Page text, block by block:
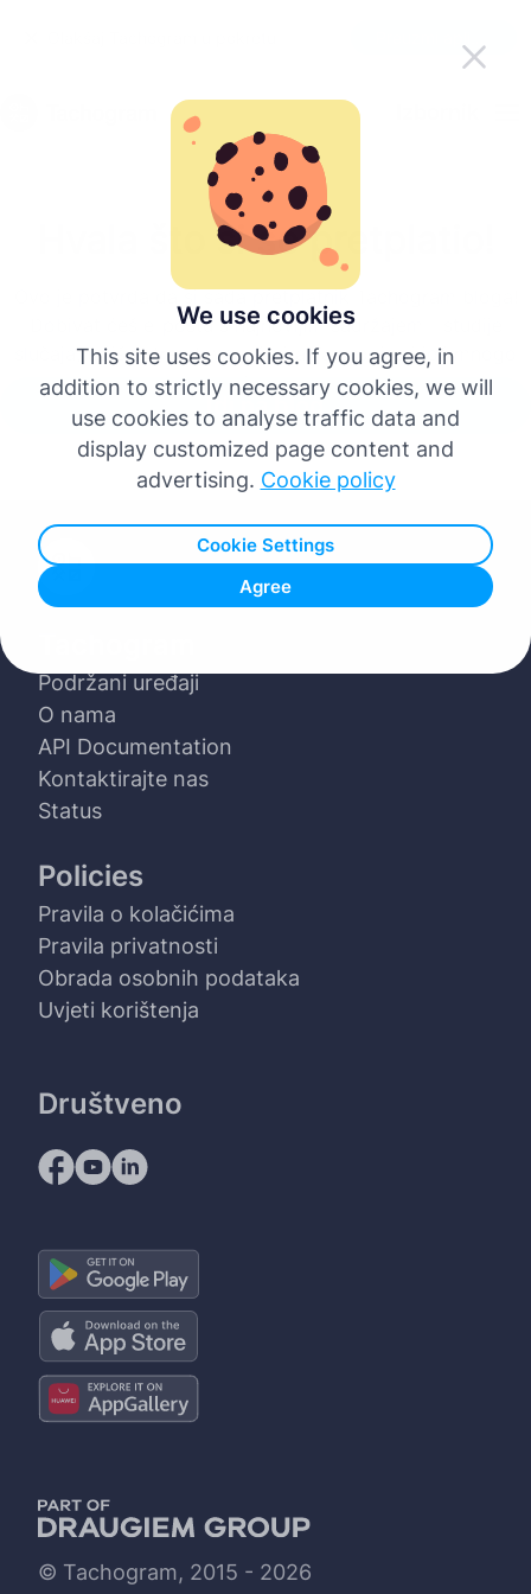
We use cookies
This site uses cookies. If you agree, in
addition to strictly necessary cookies, we will
use cookies to analyse traffic data and
display customized page content and
advertising. Cookie policy
Cookie Settings
Agree
Français
Italiano
Hvala što si se pretplatio!
Ovo je potvrda da si sada pretplatnik Tachogram bloga!
Dobivat ćeš e-poštu s najnovijim sadržajem - studije
slučaja, tržišne trendove, ažuriranja propisa i još mnogo
toga.
Idi na blog
Podržani uređaji
O nama
API Documentation
Kontaktirajte nas
Status
Policies
Pravila o kolačićima
Pravila privatnosti
Obrada osobnih podataka
Uvjeti korištenja
Društveno
© Tachogram, 2015 - 2026